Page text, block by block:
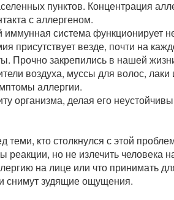
пунктов. Концентрация
с аллергеном.
система функционирует
присутствует везде, почти на
Прочно закрепились в нашей
воздуха, муссы для волос,
аллергии.
организма, делая его
теми, кто столкнулся с этой
но не излечить человека
на лице или что принимать
снимут зудящие ощущения.